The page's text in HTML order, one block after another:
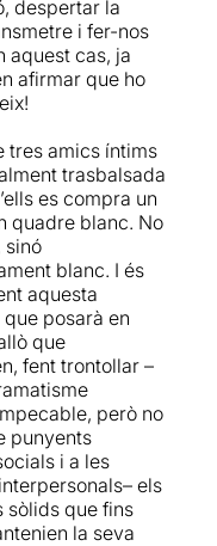
seva mida justa
els tres actors
entre ells
de complicitat
i la
són també uns
de gom a gom
dels èxits de la
veure l'apunt
només heu
algunos efectos
empujados
de
en
cualquier caso, la
mucha
con su
y su lado
vuelve, así, a
que este
es un
infalible, tan
y disfrutable
como para
intérpretes.
despertar la
i fer-nos
aquest cas, ja
afirmar que ho
tres amics íntims
trasbalsada
es compra un
quadre blanc. No
sinó
blanc. I és
aquesta
posarà en
que
fent trontollar –
però no
punyents
i a les
els
sòlids que fins
la seva